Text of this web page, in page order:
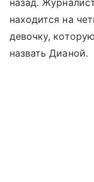
назад.
находится на
девочку,
назвать Дианой.